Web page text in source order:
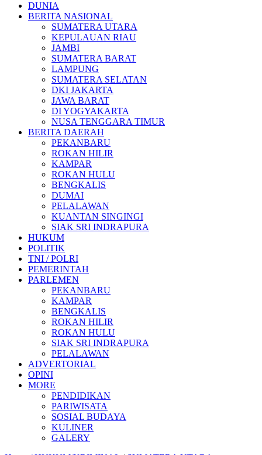
DUNIA
BERITA NASIONAL
SUMATERA UTARA
KEPULAUAN RIAU
JAMBI
SUMATERA BARAT
LAMPUNG
SUMATERA SELATAN
DKI JAKARTA
JAWA BARAT
DI YOGYAKARTA
NUSA TENGGARA TIMUR
BERITA DAERAH
PEKANBARU
ROKAN HILIR
KAMPAR
ROKAN HULU
BENGKALIS
DUMAI
PELALAWAN
KUANTAN SINGINGI
SIAK SRI INDRAPURA
HUKUM
POLITIK
TNI / POLRI
PEMERINTAH
PARLEMEN
PEKANBARU
KAMPAR
BENGKALIS
ROKAN HILIR
ROKAN HULU
SIAK SRI INDRAPURA
PELALAWAN
ADVERTORIAL
OPINI
MORE
PENDIDIKAN
PARIWISATA
SOSIAL BUDAYA
KULINER
GALERY